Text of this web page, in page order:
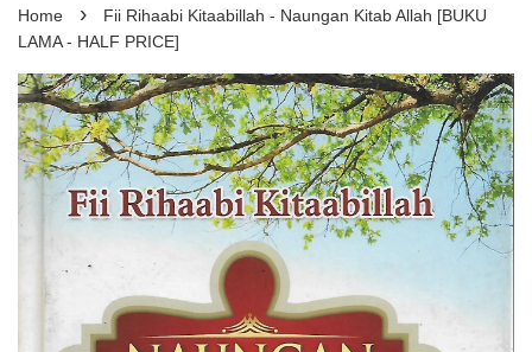
Home ›
Fii Rihaabi Kitaabillah - Naungan Kitab Allah [BUKU
LAMA - HALF PRICE]